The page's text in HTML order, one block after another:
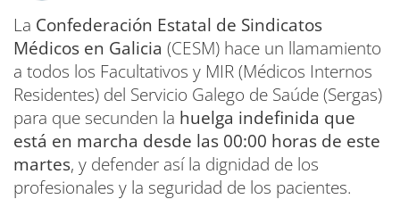
La Confederación Estatal de Sindicatos
Médicos en Galicia (CESM) hace un llamamiento
a todos los Facultativos y MIR (Médicos Internos
Residentes) del Servicio Galego de Saúde (Sergas)
para que secunden la huelga indefinida que
está en marcha desde las 00:00 horas de este
martes, y defender así la dignidad de los
profesionales y la seguridad de los pacientes.